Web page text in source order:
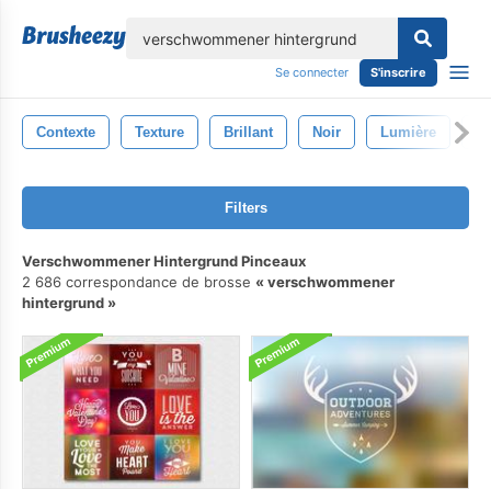
Se connecter S'inscrire
Contexte Texture Brillant Noir Lumière
Filters
Verschwommener Hintergrund Pinceaux
2 686 correspondance de brosse
verschwommener
hintergrund